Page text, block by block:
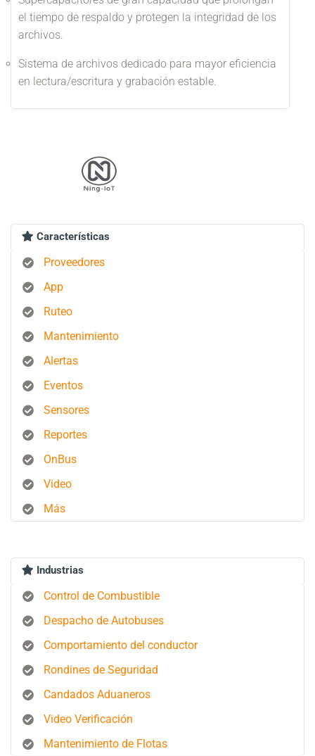
el tiempo de respaldo y protegen la integridad de los
archivos.
Sistema de archivos dedicado para mayor eficiencia
en lectura/escritura y grabación estable.
Características
Proveedores
App
Ruteo
Mantenimiento
Alertas
Eventos
Sensores
Reportes
OnBus
Video
Más
Industrias
Control de Combustible
Despacho de Autobuses
Comportamiento del conductor
Rondines de Seguridad
Candados Aduaneros
Video Verificación
Mantenimiento de Flotas